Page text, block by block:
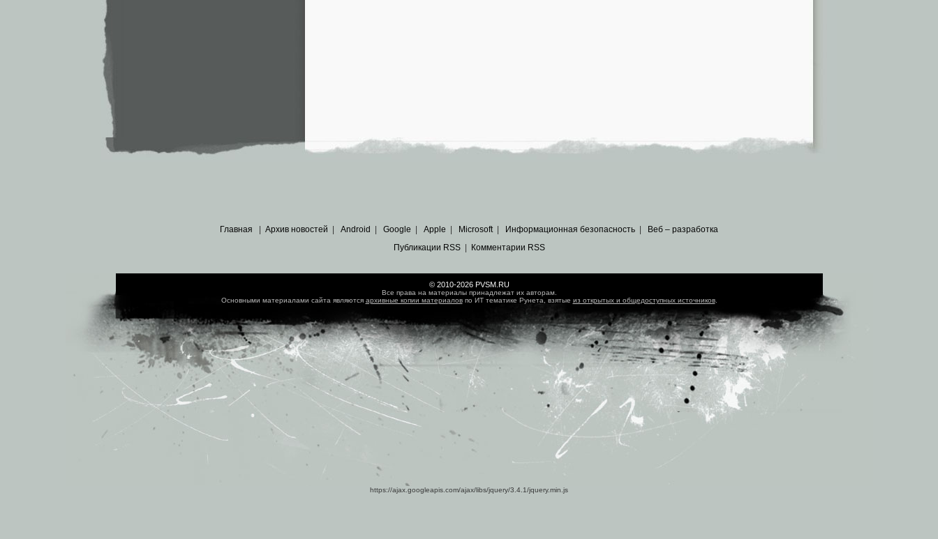
Главная Архив новостей Android Google Apple Microsoft| Информационная безопасность
Веб – разработка
Публикации RSS| Комментарии RSS
© 2010-2026 PVSM.RU
Все права на материалы принадлежат их авторам.
Основными материалами сайта являются архивные копии материаловпо ИТ тематике Рунета, взятые из открытых и общедоступных источников.
https://ajax.googleapis.com/ajax/libs/jquery/3.4.1/jquery.min.js